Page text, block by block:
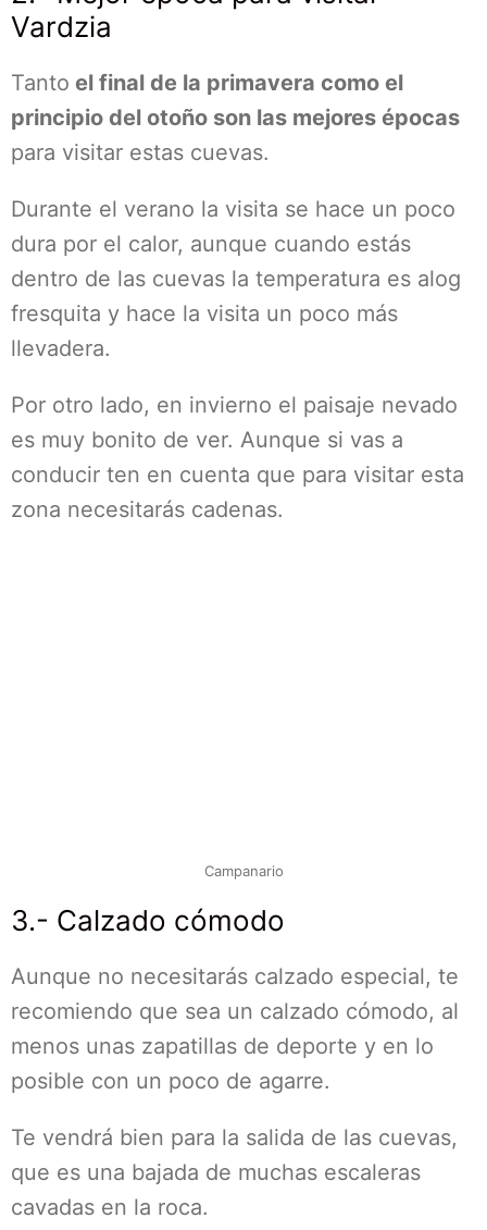
Vardzia
Tanto el final de la primavera como el
principio del otoño son las mejores épocas
para visitar estas cuevas.
Durante el verano la visita se hace un poco
dura por el calor, aunque cuando estás
dentro de las cuevas la temperatura es alog
fresquita y hace la visita un poco más
llevadera.
Por otro lado, en invierno el paisaje nevado
es muy bonito de ver. Aunque si vas a
conducir ten en cuenta que para visitar esta
zona necesitarás cadenas.
Campanario
3.- Calzado cómodo
Aunque no necesitarás calzado especial, te
recomiendo que sea un calzado cómodo, al
menos unas zapatillas de deporte y en lo
posible con un poco de agarre.
Te vendrá bien para la salida de las cuevas,
que es una bajada de muchas escaleras
cavadas en la roca.